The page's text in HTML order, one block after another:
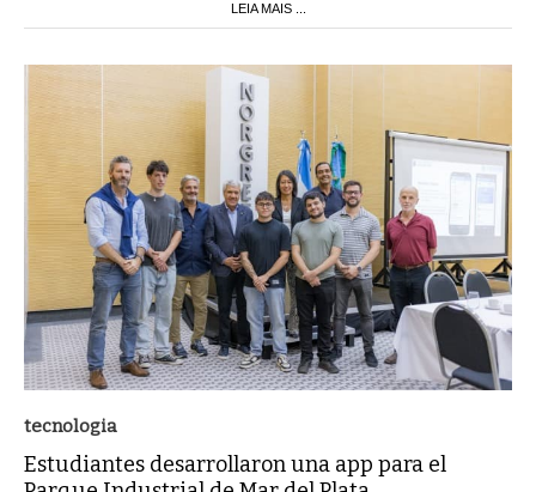
LEIA MAIS ...
tecnologia
Estudiantes desarrollaron una app para el